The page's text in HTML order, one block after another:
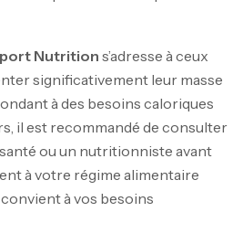
Nutrition s’adresse à ceux
significativement leur masse
à des besoins caloriques
il est recommandé de consulter
ou un nutritionniste avant
à votre régime alimentaire
à vos besoins
Whey – 2,27kg – BIOTECHUSA
– 100 Gélules – Scitec Nutrition